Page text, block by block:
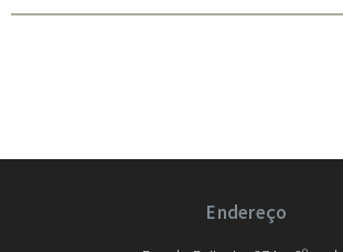
Endereço